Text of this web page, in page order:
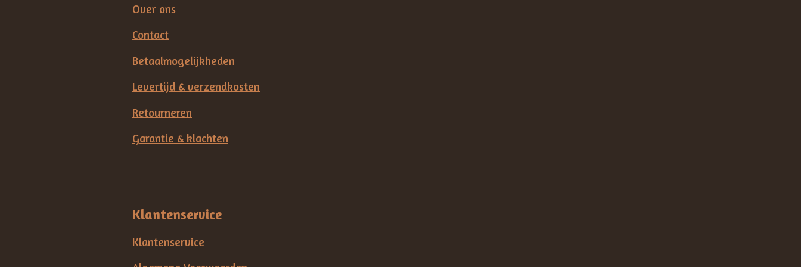
Over ons
Contact
Betaalmogelijkheden
Levertijd & verzendkosten
Retourneren
Garantie & klachten
Klantenservice
Klantenservice